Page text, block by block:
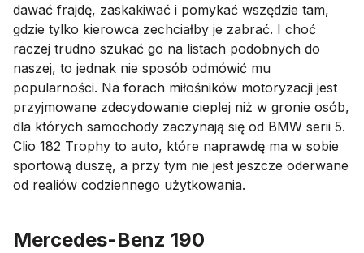
dawać frajdę, zaskakiwać i pomykać wszędzie tam,
gdzie tylko kierowca zechciałby je zabrać. I choć
raczej trudno szukać go na listach podobnych do
naszej, to jednak nie sposób odmówić mu
popularności. Na forach miłośników motoryzacji jest
przyjmowane zdecydowanie cieplej niż w gronie osób,
dla których samochody zaczynają się od BMW serii 5.
Clio 182 Trophy to auto, które naprawdę ma w sobie
sportową duszę, a przy tym nie jest jeszcze oderwane
od realiów codziennego użytkowania.
Mercedes-Benz 190